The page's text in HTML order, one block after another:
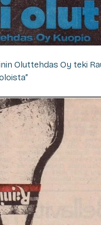
Oluttehdas Oy teki